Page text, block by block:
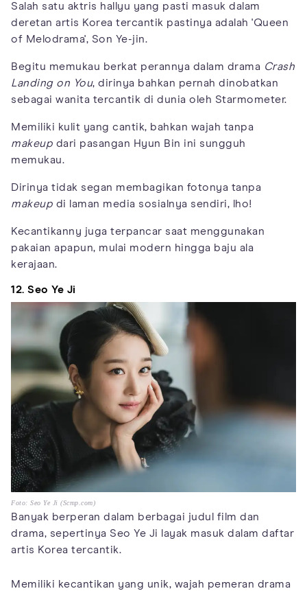
Salah satu aktris hallyu yang pasti masuk dalam
deretan artis Korea tercantik pastinya adalah 'Queen
of Melodrama', Son Ye-jin.
Begitu memukau berkat perannya dalam drama Crash
Landing on You, dirinya bahkan pernah dinobatkan
sebagai wanita tercantik di dunia oleh Starmometer.
Memiliki kulit yang cantik, bahkan wajah tanpa
makeup dari pasangan Hyun Bin ini sungguh
memukau.
Dirinya tidak segan membagikan fotonya tanpa
makeup di laman media sosialnya sendiri, lho!
Kecantikanny juga terpancar saat menggunakan
pakaian apapun, mulai modern hingga baju ala
kerajaan.
12. Seo Ye Ji
Foto: Seo Ye Ji (Scmp.com)
Banyak berperan dalam berbagai judul film dan
drama, sepertinya Seo Ye Ji layak masuk dalam daftar
artis Korea tercantik.
Memiliki kecantikan yang unik, wajah pemeran drama